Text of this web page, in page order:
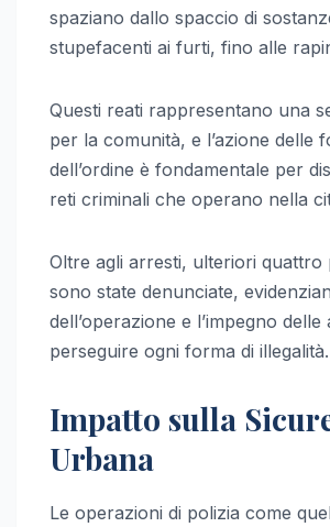
spaziano dallo spaccio di
stupefacenti ai furti, fino alle
Questi reati rappresentano una
per la comunità, e l’azione delle
dell’ordine è fondamentale per
reti criminali che operano nella
Oltre agli arresti, ulteriori quattro
sono state denunciate,
dell’operazione e l’impegno
perseguire ogni forma di illegalità.
Impatto sulla
Urbana
Le operazioni di polizia come